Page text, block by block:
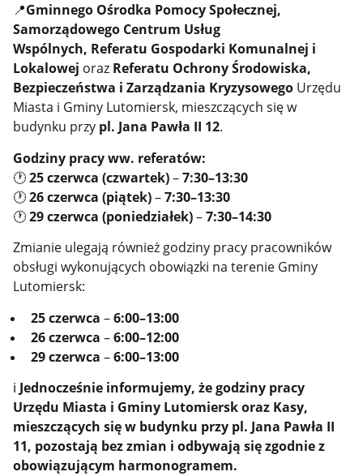
📍Gminnego Ośrodka Pomocy Społecznej,
Samorządowego Centrum Usług
Wspólnych, Referatu Gospodarki Komunalnej i
Lokalowej oraz Referatu Ochrony Środowiska,
Bezpieczeństwa i Zarządzania KryzysowegoUrzędu
Miasta i Gminy Lutomiersk, mieszczących się w
budynku przy pl. Jana Pawła II 12.
Godziny pracy ww. referatów:
🕐25 czerwca (czwartek)–7:30–13:30
🕐26 czerwca (piątek)–7:30–13:30
🕐29 czerwca (poniedziałek)–7:30–14:30
Zmianie ulegają również godziny pracy pracowników
obsługi wykonujących obowiązki na terenie Gminy
Lutomiersk:
25 czerwca –6:00–13:00
26 czerwca –6:00–12:00
29 czerwca –6:00–13:00
ℹ️ Jednocześnie informujemy, że godziny pracy
Urzędu Miasta i Gminy Lutomiersk oraz Kasy,
mieszczących się w budynku przy pl. Jana Pawła II
11, pozostają bez zmian i odbywają się zgodnie z
obowiązującym harmonogramem.